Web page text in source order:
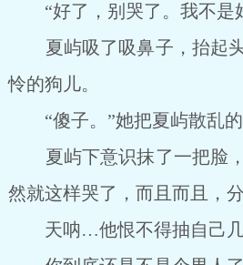
“好了，别哭了。我不是
夏屿吸了吸鼻子，抬起头
怜的狗儿。
“傻子。”她把夏屿散乱的
夏屿下意识抹了一把脸，
然就这样哭了，而且而且，
天呐…他恨不得抽自己几